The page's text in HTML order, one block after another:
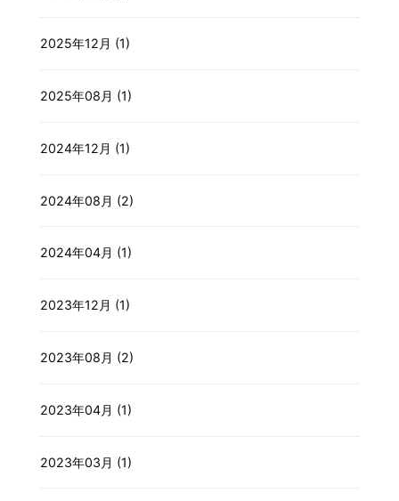
2025年12月 (1)
2025年08月 (1)
2024年12月 (1)
2024年08月 (2)
2024年04月 (1)
2023年12月 (1)
2023年08月 (2)
2023年04月 (1)
2023年03月 (1)